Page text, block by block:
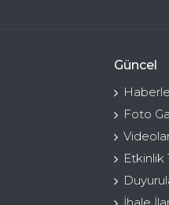
Güncel
Foto
Etkinlik